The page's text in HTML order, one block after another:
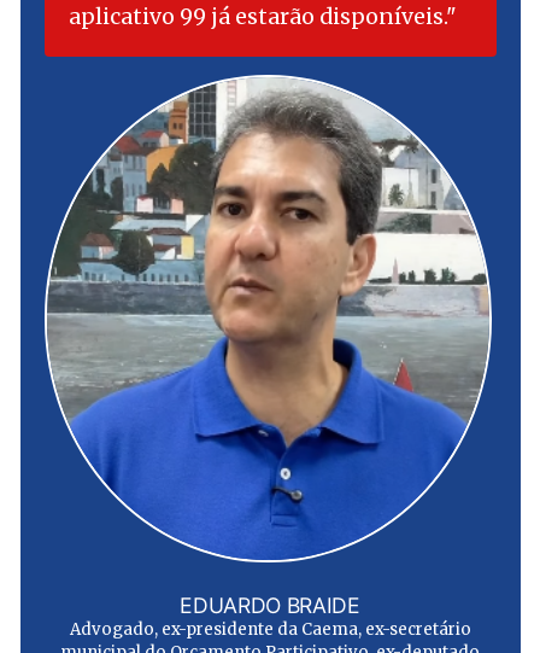
aplicativo 99 já estarão disponíveis.
EDUARDO BRAIDE
Advogado, ex-presidente da Caema, ex-secretário